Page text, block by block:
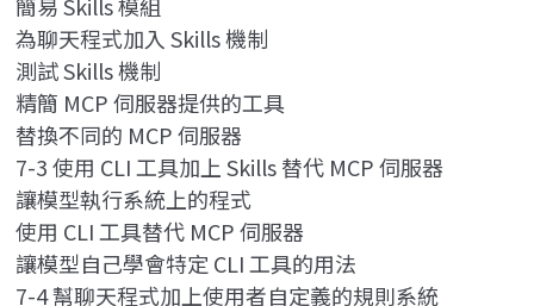
為聊天程式加入 Skills 機制
測試 Skills 機制
精簡 MCP 伺服器提供的工具
替換不同的 MCP 伺服器
7-3 使用 CLI 工具加上 Skills 替代 MCP 伺服器
讓模型執行系統上的程式
使用 CLI 工具替代 MCP 伺服器
讓模型自己學會特定 CLI 工具的用法
7-4 幫聊天程式加上使用者自定義的規則系統